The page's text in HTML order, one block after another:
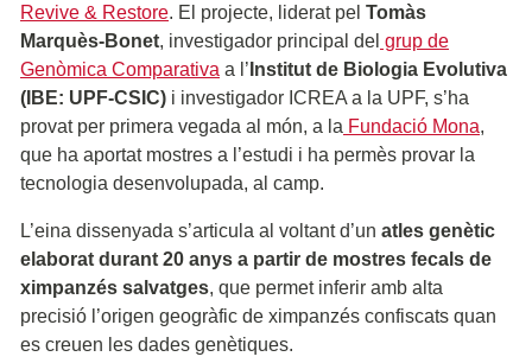
Revive & Restore. El projecte, liderat pel Tomàs
Marquès-Bonet, investigador principal del grup de
Genòmica Comparativa a l’ Institut de Biologia Evolutiva
(IBE: UPF-CSIC) i investigador ICREA a la UPF, s’ha
provat per primera vegada al món, a la Fundació Mona,
que ha aportat mostres a l’estudi i ha permès provar la
tecnologia desenvolupada, al camp.
L’eina dissenyada s’articula al voltant d’un atles genètic
elaborat durant 20 anys a partir de mostres fecals de
ximpanzés salvatges, que permet inferir amb alta
precisió l’origen geogràfic de ximpanzés confiscats quan
es creuen les dades genètiques.